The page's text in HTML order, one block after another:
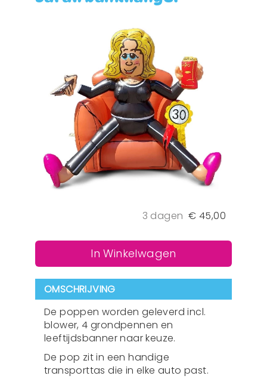
3 dagen € 45,00
In Winkelwagen
OMSCHRIJVING
De poppen worden geleverd incl.
blower, 4 grondpennen en
leeftijdsbanner naar keuze.
De pop zit in een handige
transporttas die in elke auto past.